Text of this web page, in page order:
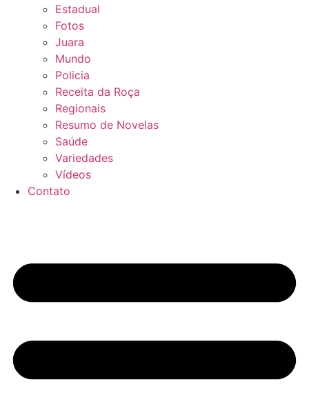
Estadual
Fotos
Juara
Mundo
Policia
Receita da Roça
Regionais
Resumo de Novelas
Saúde
Variedades
Vídeos
Contato